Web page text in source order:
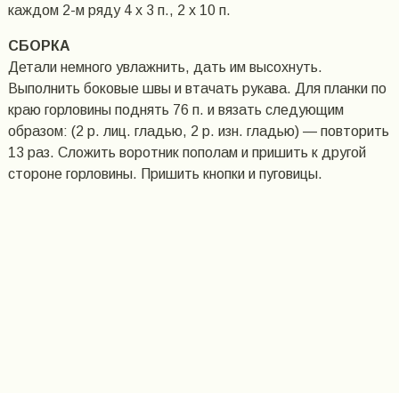
каждом 2-м ряду 4 х 3 п., 2 х 10 п.
СБОРКА
Детали немного увлажнить, дать им высохнуть.
Выполнить боковые швы и втачать рукава. Для планки по
краю горловины поднять 76 п. и вязать следующим
образом: (2 р. лиц. гладью, 2 р. изн. гладью) — повторить
13 раз. Сложить воротник пополам и пришить к другой
стороне горловины. Пришить кнопки и пуговицы.